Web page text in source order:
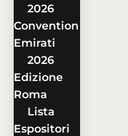
2026
Convention
Emirati
2026
Edizione
Roma
Lista
Espositori